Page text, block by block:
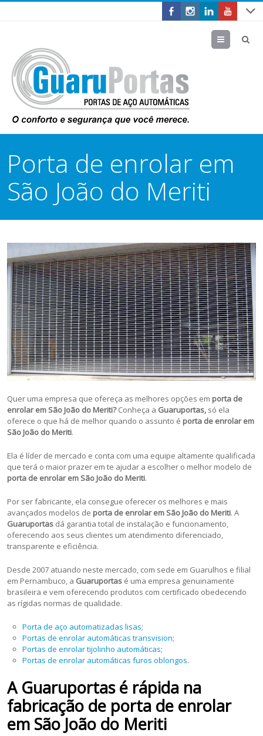
Menu
Porta de enrolar em
São João do Meriti
Quer uma empresa que ofereça as melhores opções em porta de
enrolar em São João do Meriti?Conheça a Guaruportas, só ela
oferece o que há de melhor quando o assunto é porta de enrolar em
São João do Meriti.
Ela é líder de mercado e conta com uma equipe altamente qualificada
que terá o maior prazer em te ajudar a escolher o melhor modelo de
porta de enrolar em São João do Meriti.
Por ser fabricante, ela consegue oferecer os melhores e mais
avançados modelos de porta de enrolar em São João do Meriti. A
Guaruportas dá garantia total de instalação e funcionamento,
oferecendo aos seus clientes um atendimento diferenciado,
transparente e eficiência.
Desde 2007 atuando neste mercado, com sede em Guarulhos e filial
em Pernambuco, a Guaruportas é uma empresa genuinamente
brasileira e vem oferecendo produtos com certificado obedecendo
as rígidas normas de qualidade.
Porta de aço automatizadas lisas;
Portas de enrolar automáticas transvision;
Portas de enrolar tijolinho automáticas;
Portas de enrolar automáticas furos oblongos.
A Guaruportas é rápida na
fabricação de porta de enrolar
em São João do Meriti